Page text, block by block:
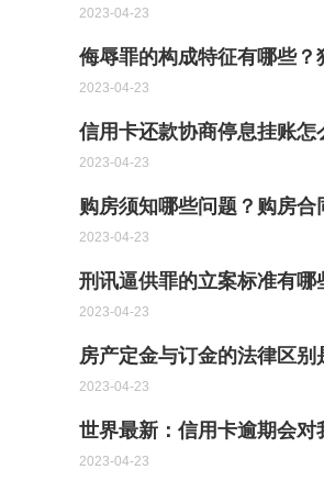
2023-04-23
侮辱罪的构成特征有哪些？
2023-04-23
信用卡还款协商停息挂账
2023-04-23
购房须知哪些问题？购房合
2023-04-23
刑讯逼供罪的立案标准有哪
2023-04-23
房产定金与订金的法律区
2023-04-23
世界最新：信用卡逾期会
2023-04-23